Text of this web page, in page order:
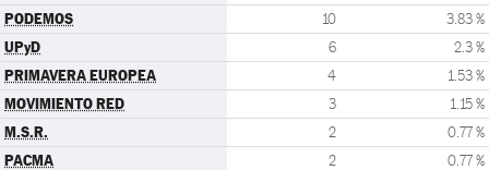
PODEMOS 10 3.83 %
UPyD 6 2.3 %
PRIMAVERA EUROPEA 4 1.53 %
MOVIMIENTO RED 3 1.15 %
M.S.R. 2 0.77 %
PACMA 2 0.77 %